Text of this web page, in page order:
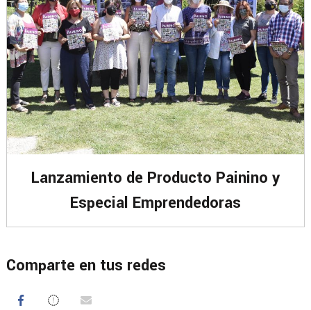
Lanzamiento de Producto Painino y
Especial Emprendedoras
Comparte en tus redes